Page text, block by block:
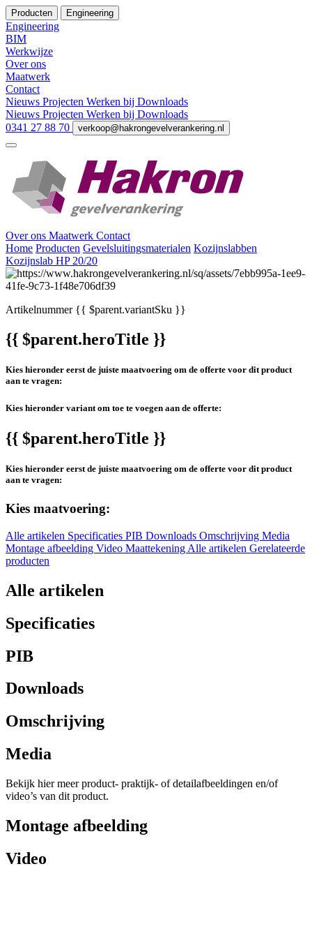
Producten Engineering
Engineering
BIM
Werkwijze
Over ons
Maatwerk
Contact
Nieuws Projecten Werken bij Downloads
Nieuws Projecten Werken bij Downloads
0341 27 88 70
verkoop@hakrongevelverankering.nl
Over ons Maatwerk Contact
Home Producten Gevelsluitingsmaterialen Kozijnslabben
Kozijnslab HP 20/20
Artikelnummer{{ $parent.variantSku }}
{{ $parent.heroTitle }}
Kies hieronder eerst de juiste maatvoering om de offerte voor dit product
aan te vragen:
Kies hieronder variant om toe te voegen aan de offerte:
{{ $parent.heroTitle }}
Kies hieronder eerst de juiste maatvoering om de offerte voor dit product
aan te vragen:
Kies maatvoering:
Alle artikelen Specificaties PIB Downloads Omschrijving Media
Montage afbeelding Video Maattekening Alle artikelen Gerelateerde
producten
Alle artikelen
Specificaties
PIB
Downloads
Omschrijving
Media
Bekijk hier meer product- praktijk- of detailafbeeldingen en/of
video’s van dit product.
Montage afbeelding
Video